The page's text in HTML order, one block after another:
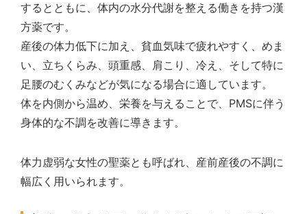
するとともに、体内の水分代謝を整える働きを持つ漢
方薬です。
産後の体力低下に加え、貧血気味で疲れやすく、めま
い、立ちくらみ、頭重感、肩こり、冷え、そして特に
足腰のむくみなどが気になる場合に適しています。
体を内側から温め、栄養を与えることで、PMSに伴う
身体的な不調を改善に導きます。
体力虚弱な女性の聖薬とも呼ばれ、産前産後の不調に
幅広く用いられます。